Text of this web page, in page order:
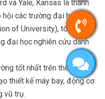
và Yale, Kansas là thành
hội các trường đại học Mỹ
of University), tổ chức
đại học nghiên cứu danh
tốt nhất trên thế giới
thiết kế máy bay, động cơ
vũ trụ.